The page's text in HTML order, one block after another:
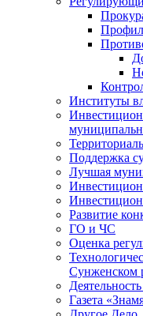
Институты
Поддержка
Лучшая
Развитие
ГО и ЧС
Оценка
Сунженском
Газета